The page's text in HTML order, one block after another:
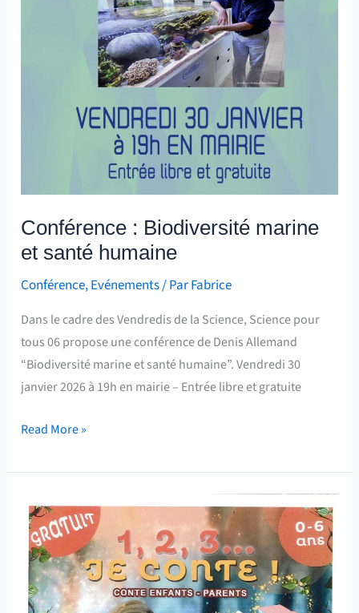
Conférence : Biodiversité marine
et santé humaine
Conférence,Evénements/ ParFabrice
Dans le cadre des Vendredis de la Science, Science pour
tous 06 propose une conférence de Denis Allemand
“Biodiversité marine et santé humaine”. Vendredi 30
janvier 2026 à 19h en mairie – Entrée libre et gratuite
Read More »
1,2,3…
Je
conte